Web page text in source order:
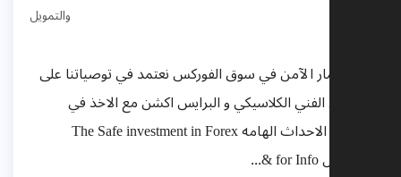
والتمويل
الاستثمار الآمن في سوق الفوركس نعتمد في توصياتنا على
التحليل الفني الكلاسيكي و البرايس اكشن مع الاخذ في
الاعتبار الاحداث الهامه The Safe investment in Forex
للتواصل for Info &...